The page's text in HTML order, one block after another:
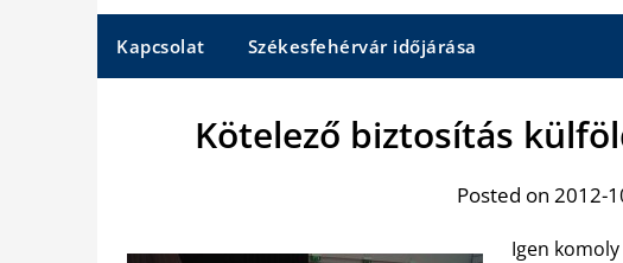
Kapcsolat Székesfehérvár időjárása
Kötelező biztosítás
Posted on 2012-
Igen